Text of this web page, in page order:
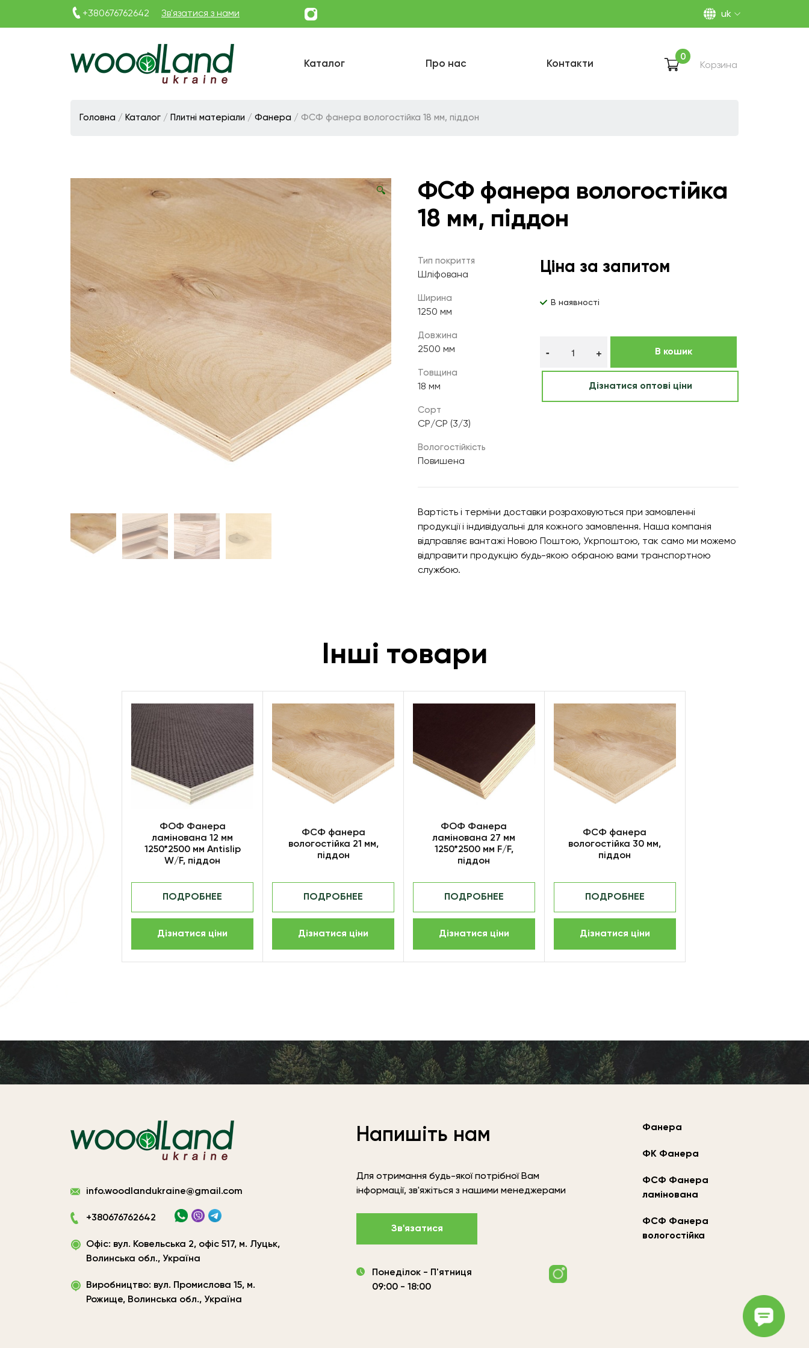
+380676762642 Зв'язатися з нами uk
Україна
Каталог Про нас Контакти Корзина
0
Головна / Каталог / Плитні матеріали / Фанера / ФСФ фанера вологостійка 18 мм, піддон
🔍
ФСФ фанера вологостійка
18 мм, піддон
Тип покриття
Шліфована
Ширина
1250 мм
Довжина
2500 мм
Товщина
18 мм
Сорт
СР/СР (3/3)
Вологостійкість
Повишена
Ціна за запитом
В наявності
В кошик
Дізнатися оптові ціни
Вартість і терміни доставки розраховуються при замовленні
продукції і індивідуальні для кожного замовлення. Наша компанія
відправляє вантажі Новою Поштою, Укрпоштою, так само ми можемо
відправити продукцію будь-якою обраною вами транспортною
службою.
Інші товари
ФОФ Фанера
ламінована 12 мм
1250*2500 мм Antislip
W/F, піддон
ПОДРОБНЕЕ
Дізнатися ціни
ФСФ фанера
вологостійка 21 мм,
піддон
ПОДРОБНЕЕ
Дізнатися ціни
ФОФ Фанера
ламінована 27 мм
1250*2500 мм F/F,
піддон
ПОДРОБНЕЕ
Дізнатися ціни
ФСФ фанера
вологостійка 30 мм,
піддон
ПОДРОБНЕЕ
Дізнатися ціни
Виготовлення
матеріалів
Україна
ТОВ
«Вудленд
info.woodlandukraine@gmail.com
+380676762642
Офіс: вул. Ковельська 2, офіс 517, м. Луцьк,
Волинська обл., Україна
Виробництво: вул. Промислова 15, м.
Рожище, Волинська обл., Україна
Напишіть нам
Для отримання будь-якої потрібної Вам
інформації, зв'яжіться з нашими менеджерами
Зв'язатися
Понеділок - П'ятниця
09:00 - 18:00
Фанера
ФК Фанера
ФСФ Фанера
ламінована
ФСФ Фанера
вологостійка